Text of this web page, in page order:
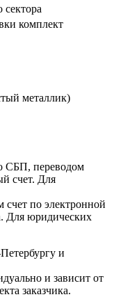
комплект
металлик)
СБП, переводом
счет. Для
по электронной
Для юридических
и
и зависит от
заказчика.